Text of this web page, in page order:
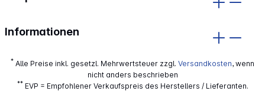
Informationen
* Alle Preise inkl. gesetzl. Mehrwertsteuer zzgl. Versandkosten, wenn
nicht anders beschrieben
**EVP = Empfohlener Verkaufspreis des Herstellers / Lieferanten.